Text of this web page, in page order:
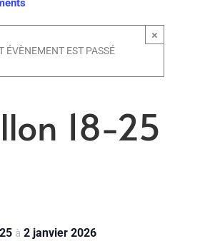
×
ÉVÈNEMENT EST PASSÉ
18-25
à 2 janvier 2026